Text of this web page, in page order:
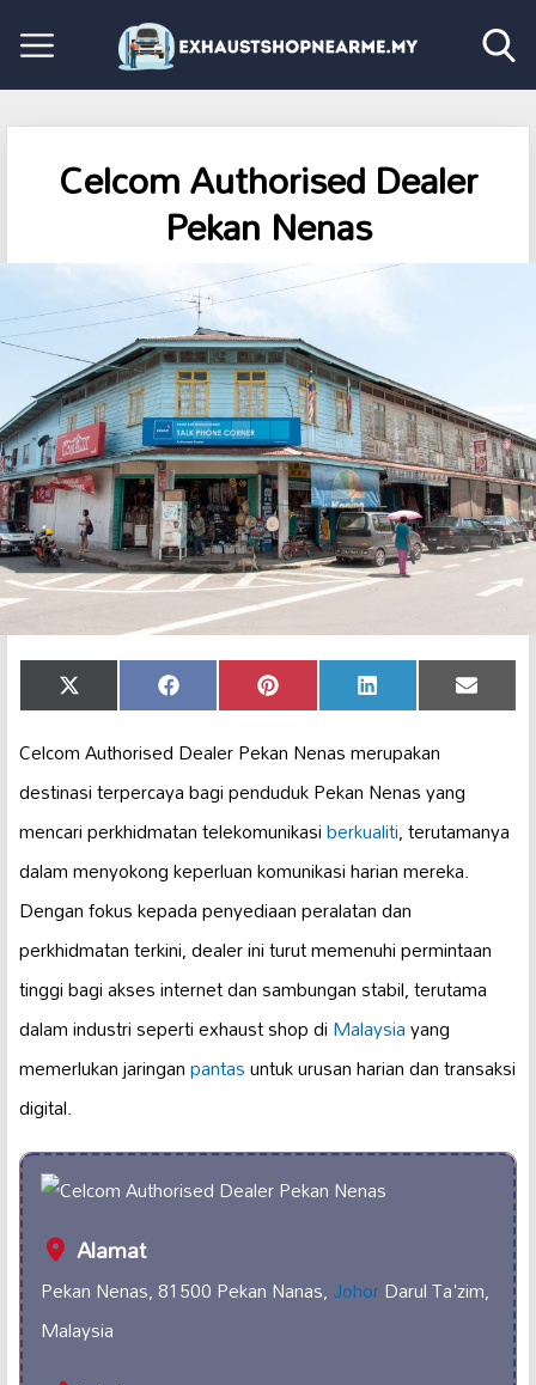
Celcom Authorised Dealer
Pekan Nenas
Share
on
X
(Twitter)
Share
on
Facebook Share
on
Pinterest Share
on
LinkedIn Share
on
Email
Celcom Authorised Dealer Pekan Nenas merupakan
destinasi terpercaya bagi penduduk Pekan Nenas yang
mencari perkhidmatan telekomunikasiberkualiti, terutamanya
dalam menyokong keperluan komunikasi harian mereka.
Dengan fokus kepada penyediaan peralatan dan
perkhidmatan terkini, dealer ini turut memenuhi permintaan
tinggi bagi akses internet dan sambungan stabil, terutama
dalam industri seperti exhaust shop diMalaysiayang
memerlukan jaringanpantasuntuk urusan harian dan transaksi
digital.
Alamat
Pekan Nenas, 81500 Pekan Nanas,JohorDarul Ta'zim,
Malaysia